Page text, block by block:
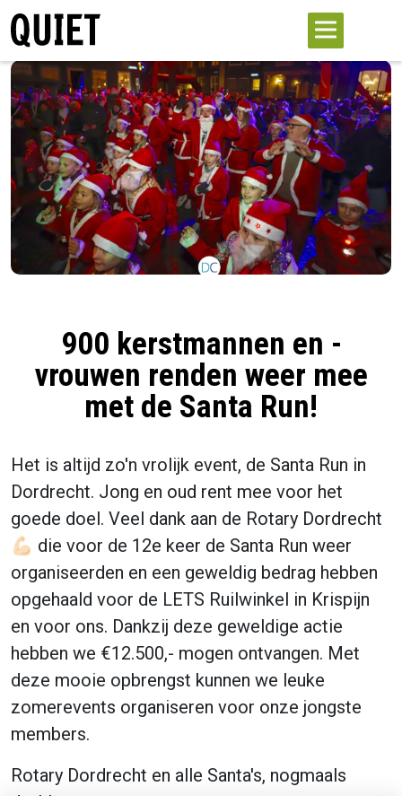
900 kerstmannen en -
vrouwen renden weer mee
met de Santa Run!
Het is altijd zo'n vrolijk event, de Santa Run in
Dordrecht. Jong en oud rent mee voor het
goede doel. Veel dank aan de Rotary Dordrecht
💪🏻 die voor de 12e keer de Santa Run weer
organiseerden en een geweldig bedrag hebben
opgehaald voor de LETS Ruilwinkel in Krispijn
en voor ons. Dankzij deze geweldige actie
hebben we €12.500,- mogen ontvangen. Met
deze mooie opbrengst kunnen we leuke
zomerevents organiseren voor onze jongste
members.
Rotary Dordrecht en alle Santa's, nogmaals